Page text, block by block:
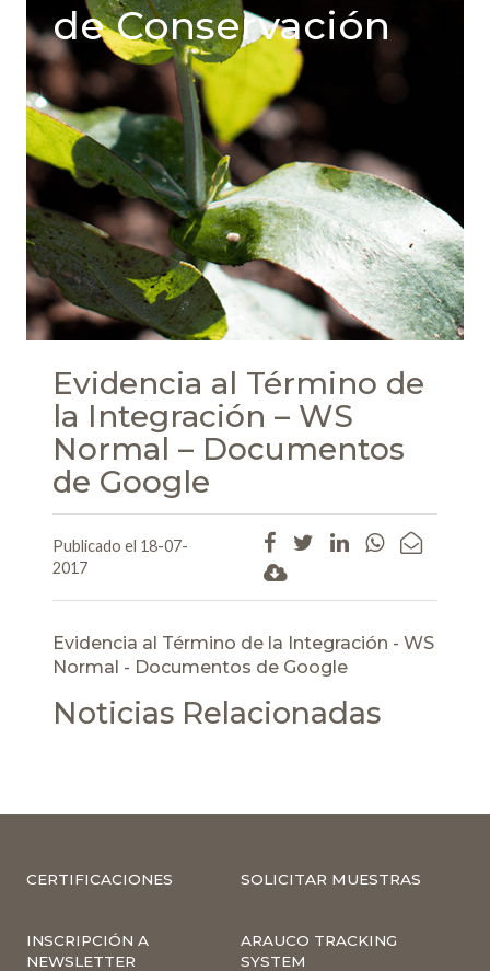
de Conservación
Evidencia al Término de
la Integración – WS
Normal – Documentos
de Google
Publicado el 18-07-
2017
Evidencia al Término de la Integración - WS
Normal - Documentos de Google
Noticias Relacionadas
CERTIFICACIONES SOLICITAR MUESTRAS
INSCRIPCIÓN A
NEWSLETTER
ARAUCO TRACKING
SYSTEM